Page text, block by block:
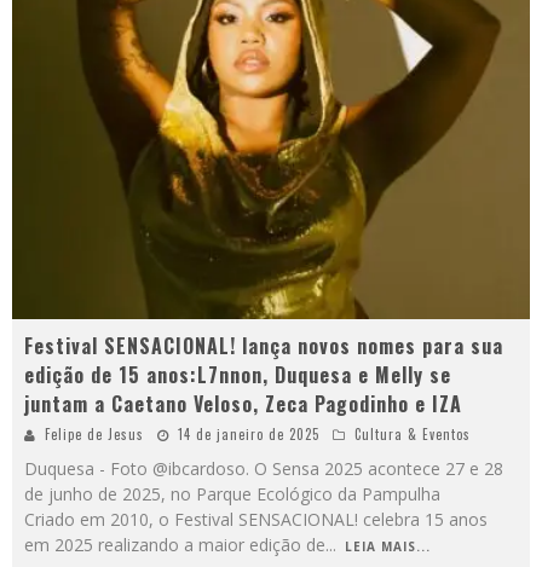
Festival SENSACIONAL! lança novos nomes para sua
edição de 15 anos:L7nnon, Duquesa e Melly se
juntam a Caetano Veloso, Zeca Pagodinho e IZA
Felipe de Jesus 14 de janeiro de 2025 Cultura & Eventos
Duquesa - Foto @ibcardoso. O Sensa 2025 acontece 27 e 28
de junho de 2025, no Parque Ecológico da Pampulha
Criado em 2010, o Festival SENSACIONAL! celebra 15 anos
em 2025 realizando a maior edição de... LEIA MAIS...